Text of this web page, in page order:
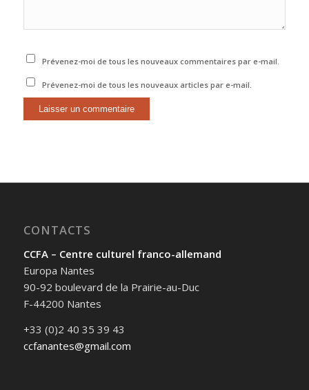
Prévenez-moi de tous les nouveaux commentaires par e-mail.
Prévenez-moi de tous les nouveaux articles par e-mail.
CONTACTS
CCFA – Centre culturel franco-allemand
Europa Nantes
90-92 boulevard de la Prairie-au-Duc
F-44200 Nantes
+33 (0)2 40 35 39 43
ccfanantes@gmail.com